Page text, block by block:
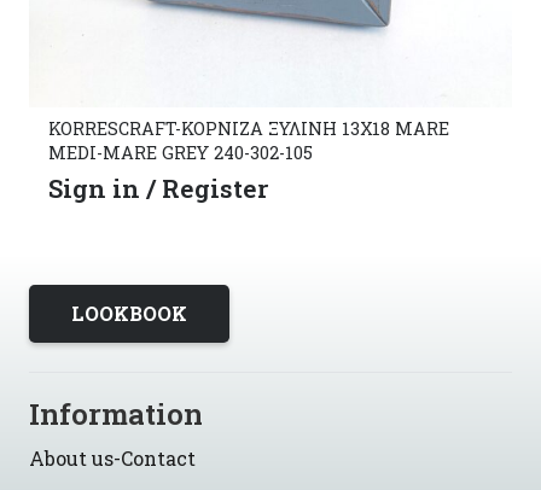
KORRESCRAFT-ΚΟΡΝΙΖΑ ΞΥΛΙΝΗ 13Χ18 MARE
MEDI-MARE GREY 240-302-105
Sign in / Register
LOOKBOOK
Information
About us-Contact